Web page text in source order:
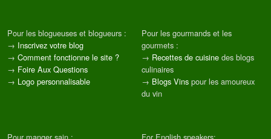
Pour les blogueuses et blogueurs :
→ Inscrivez votre blog
→ Comment fonctionne le site ?
→ Foire Aux Questions
→ Logo personnalisable
Pour les gourmands et les
gourmets :
→ Recettes de cuisine des blogs
culinaires
→ Blogs Vins pour les amoureux
du vin
Pour manger sain : For English speakers: